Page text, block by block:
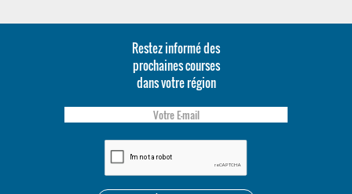
Restez informé des
prochaines courses
dans votre région